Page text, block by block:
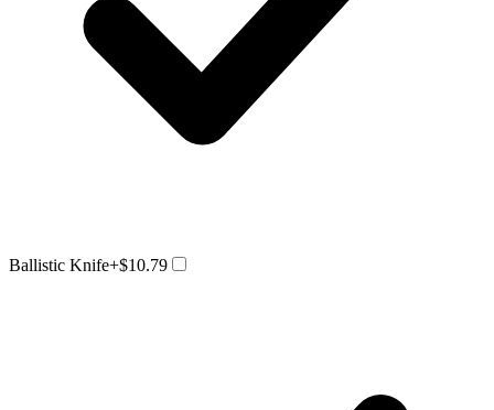
Ballistic Knife+$10.79